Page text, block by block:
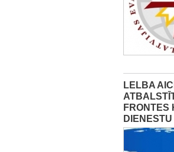
LELBA
FRONTES
DIENESTU